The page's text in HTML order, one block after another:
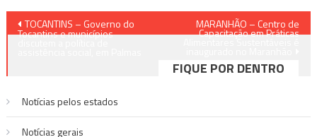
Navegação
Post
TOCANTINS – Governo do
Tocantins e municípios
MARANHÃO – Centro de
Capacitação em Práticas
FIQUE POR DENTRO
Notícias pelos estados
Notí­cias gerais